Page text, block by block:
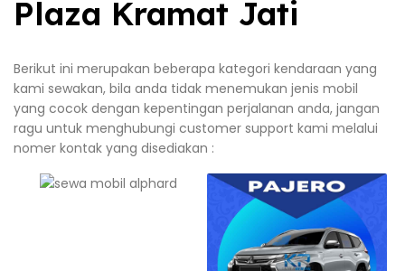
Plaza Kramat Jati
Berikut ini merupakan beberapa kategori kendaraan yang
kami sewakan, bila anda tidak menemukan jenis mobil
yang cocok dengan kepentingan perjalanan anda, jangan
ragu untuk menghubungi customer support kami melalui
nomer kontak yang disediakan :